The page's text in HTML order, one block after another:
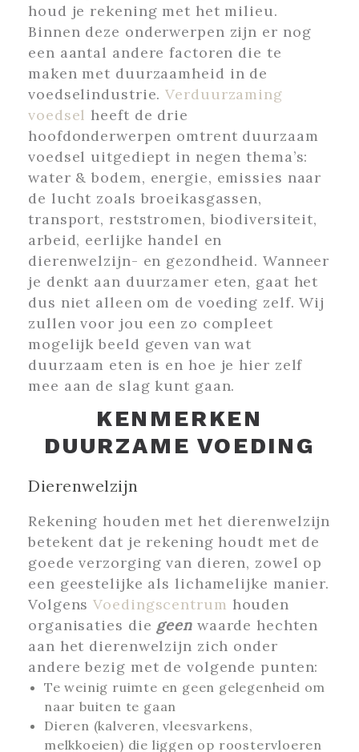
houd je rekening met het milieu.
Binnen deze onderwerpen zijn er nog
een aantal andere factoren die te
maken met duurzaamheid in de
voedselindustrie.Verduurzaming
voedsel heeft de drie
hoofdonderwerpen omtrent duurzaam
voedsel uitgediept in negen thema’s:
water & bodem, energie, emissies naar
de lucht zoals broeikasgassen,
transport, reststromen, biodiversiteit,
arbeid, eerlijke handel en
dierenwelzijn- en gezondheid. Wanneer
je denkt aan duurzamer eten, gaat het
dus niet alleen om de voeding zelf. Wij
zullen voor jou een zo compleet
mogelijk beeld geven van wat
duurzaam eten is en hoe je hier zelf
mee aan de slag kunt gaan.
KENMERKEN
DUURZAME VOEDING
Dierenwelzijn
Rekening houden met het dierenwelzijn
betekent dat je rekening houdt met de
goede verzorging van dieren, zowel op
een geestelijke als lichamelijke manier.
VolgensVoedingscentrum houden
organisaties die geen waarde hechten
aan het dierenwelzijn zich onder
andere bezig met de volgende punten:
Te weinig ruimte en geen gelegenheid om
naar buiten te gaan
Dieren (kalveren, vleesvarkens,
melkkoeien) die liggen op roostervloeren